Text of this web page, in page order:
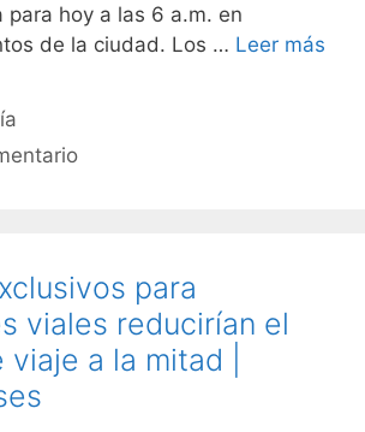
para hoy a las 6 a.m. en
de la ciudad. Los … Leer más
para
viales reducirían el
a la mitad |